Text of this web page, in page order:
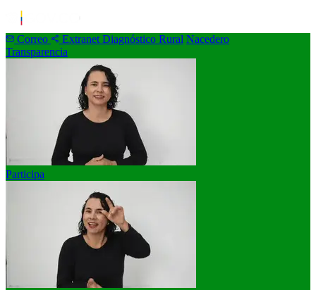
Correo Extranet Diagnóstico Rural Nacedero
Transparencia
Participa